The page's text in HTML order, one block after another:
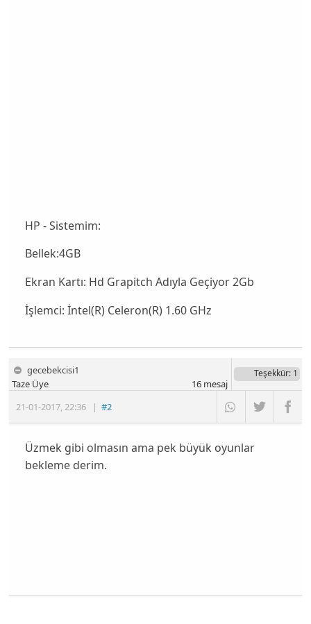
HP - Sistemim:
Bellek:4GB
Ekran Kartı: Hd Grapitch Adıyla Geçiyor 2Gb
İşlemci: İntel(R) Celeron(R) 1.60 GHz
gecebekcisi1
21-01-2017,22:36 |#2
Taze Üye
Teşekkür: 1
16mesaj
Üzmek gibi olmasın ama pek büyük oyunlar
bekleme derim.